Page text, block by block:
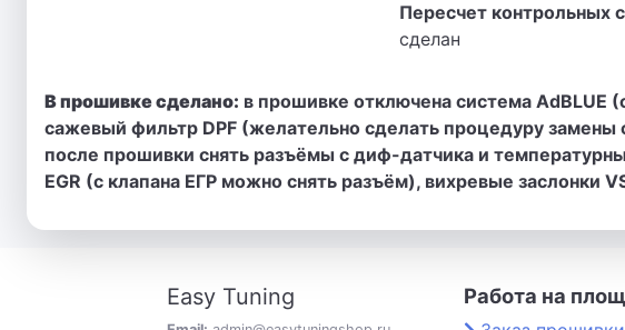
Пересчет контрольных
сделан
В прошивке сделано: в прошивке отключена система AdBLUE
сажевый фильтр DPF (желательно сделать процедуру
после прошивки снять разъёмы с диф-датчика и
EGR (с клапана ЕГР можно снять разъём), вихревые заслонки
Easy Tuning Работа на